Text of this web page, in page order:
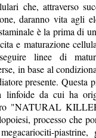
che, attraverso
daranno vita agli
è la prima di
e maturazione
linee di
in base al
presente. Questa
linfoide da cui ha
"NATURAL
processo che
piastrine,